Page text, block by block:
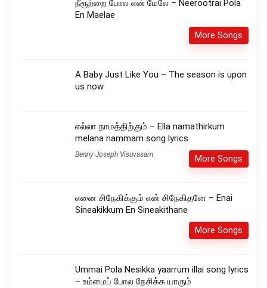
நீரூற்றை போல என் மேலே – Neerootrai Pola
En Maelae
More Songs
A Baby Just Like You – The season is upon
us now
எல்லா நாமத்திற்கும் – Ella namathirkum
melana nammam song lyrics
Benny Joseph Visuvasam More Songs
எனை சிநேகிக்கும் என் சிநேகிதனே – Enai
Sineakikkum En Sineakithane
More Songs
Ummai Pola Nesikka yaarrum illai song lyrics
– உம்மைப் போல நேசிக்க யாரும்